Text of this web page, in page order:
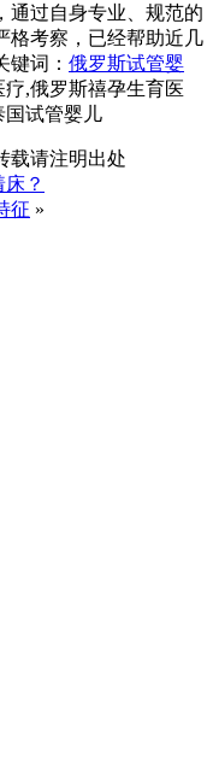
通过自身专业、规范的
格考察，已经帮助近几
词： 俄罗斯试管婴
,俄罗斯禧孕生育医
国试管婴儿
载请注明出处
？
征 »